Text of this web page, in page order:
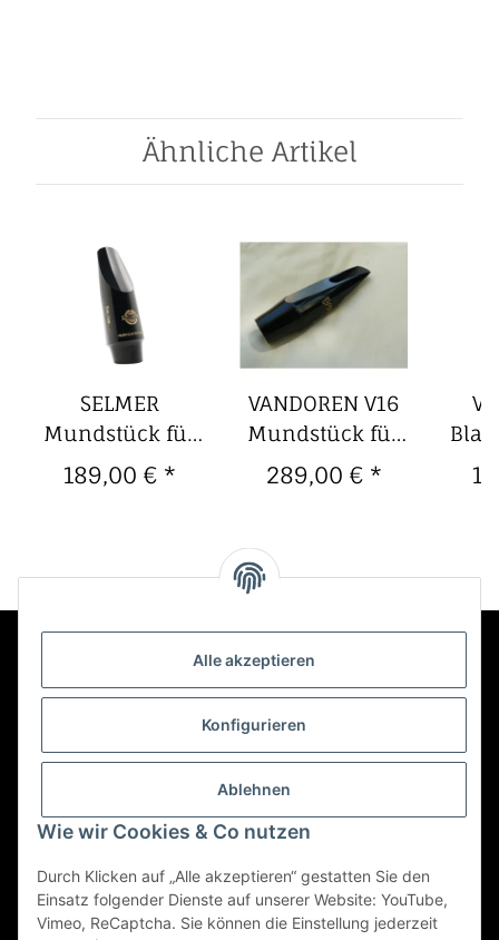
Alle akzeptieren
Konfigurieren
Ablehnen
Wie wir Cookies & Co nutzen
Durch Klicken auf „Alle akzeptieren“ gestatten Sie den
Einsatz folgender Dienste auf unserer Website: YouTube,
Vimeo, ReCaptcha. Sie können die Einstellung jederzeit
Ähnliche Artikel
SELMER
Mundstück für
Altsaxophon
Jazz Flow Bahn
189,00 € *
VANDOREN V16
Mundstück für
Baritonsaxophon
289,00 € *
Mehr über